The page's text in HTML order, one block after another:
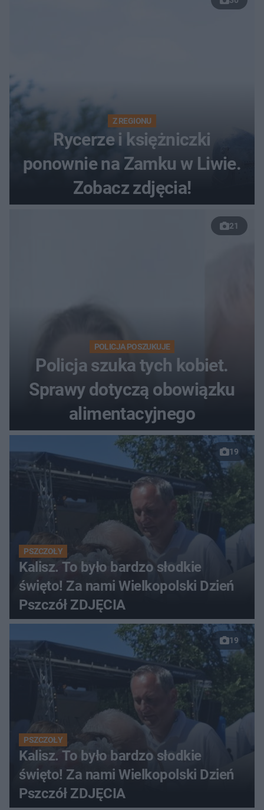
Z REGIONU
Rycerze i księżniczki
ponownie na Zamku w Liwie.
Zobacz zdjęcia!
21
POLICJA POSZUKUJE
Policja szuka tych kobiet.
Sprawy dotyczą obowiązku
alimentacyjnego
19
PSZCZOŁY
Kalisz. To było bardzo słodkie
święto! Za nami Wielkopolski Dzień
Pszczół ZDJĘCIA
19
PSZCZOŁY
Kalisz. To było bardzo słodkie
święto! Za nami Wielkopolski Dzień
Pszczół ZDJĘCIA